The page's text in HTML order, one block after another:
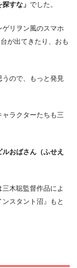
すな」 でした。
リヲン風のスマホ
が出てきたり、おも
ので、もっと発見
ラクターたちも三
ルおばさん（ふせえ
木聡監督作品によ
スタント沼』もと